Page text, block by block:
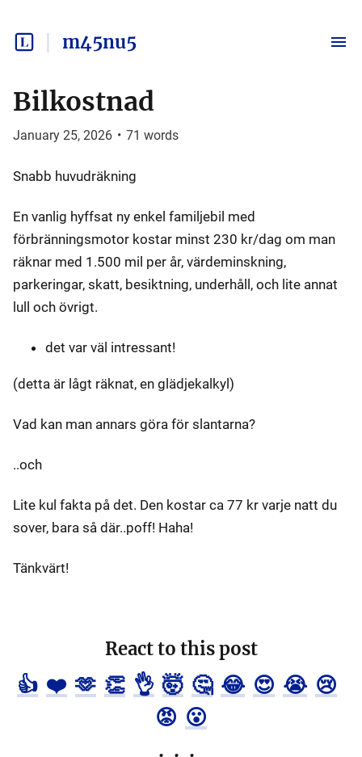
m45nu5
Bilkostnad
January 25, 2026 • 71 words
Snabb huvudräkning
En vanlig hyffsat ny enkel familjebil med
förbränningsmotor kostar minst 230 kr/dag om man
räknar med 1.500 mil per år, värdeminskning,
parkeringar, skatt, besiktning, underhåll, och lite annat
lull och övrigt.
det var väl intressant!
(detta är lågt räknat, en glädjekalkyl)
Vad kan man annars göra för slantarna?
..och
Lite kul fakta på det. Den kostar ca 77 kr varje natt du
sover, bara så där..poff! Haha!
Tänkvärt!
React to this post
👍 ❤️ 🫶 👏 👌 🤯 🤔 😂 😍 😭 😢
😡 😮